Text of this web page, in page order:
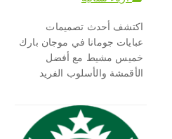
اكتشف أحدث تصميمات
عبايات جومانا في موجان بارك
خميس مشيط مع أفضل
الأقمشة والأسلوب الفريد